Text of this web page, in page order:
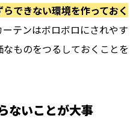
らできない環境を作っておく
テンはボロボロにされやす
ものをつるしておくことを
ないことが大事